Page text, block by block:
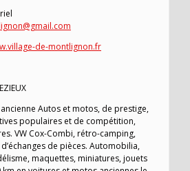
de-montlignon.fr
Autos et motos, de prestige,
populaires et de compétition,
VW Cox-Combi, rétro-camping,
de pièces. Automobilia,
maquettes, miniatures, jouets